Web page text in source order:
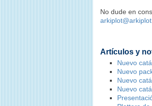
No dude en
Artículos y
Nuevo
Nuevo
Nuevo
Nuevo